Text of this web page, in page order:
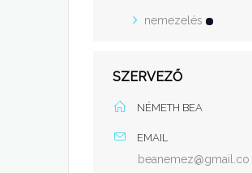
nemezelés
SZERVEZŐ
NÉMETH BEA
EMAIL
beanemez@gmail.co